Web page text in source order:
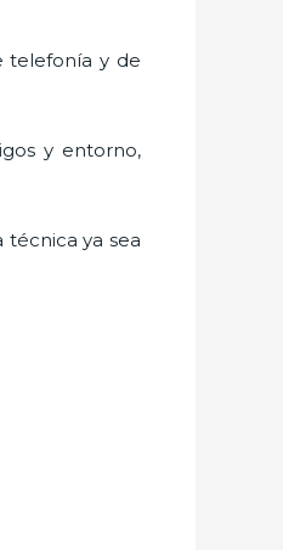
telefonía y de
y entorno,
ya sea